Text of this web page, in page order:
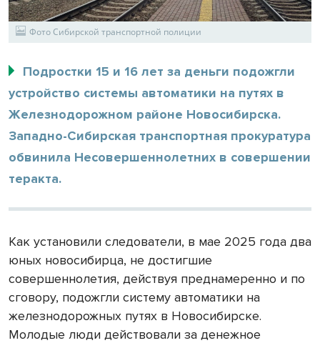
Фото Сибирской транспортной полиции
Подростки 15 и 16 лет за деньги подожгли
устройство системы автоматики на путях в
Железнодорожном районе Новосибирска.
Западно-Сибирская транспортная прокуратура
обвинила Несовершеннолетних в совершении
теракта.
Как установили следователи, в мае 2025 года два
юных новосибирца, не достигшие
совершеннолетия, действуя преднамеренно и по
сговору, подожгли систему автоматики на
железнодорожных путях в Новосибирске.
Молодые люди действовали за денежное